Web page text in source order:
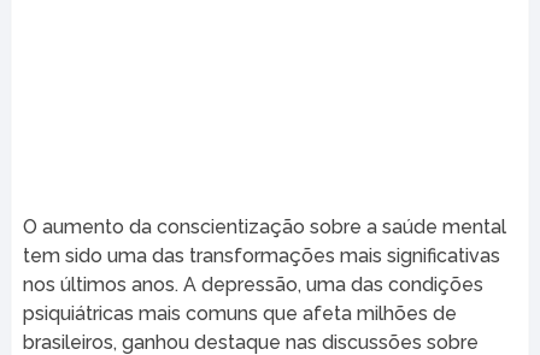
O aumento da conscientização sobre a saúde mental
tem sido uma das transformações mais significativas
nos últimos anos. A depressão, uma das condições
psiquiátricas mais comuns que afeta milhões de
brasileiros, ganhou destaque nas discussões sobre